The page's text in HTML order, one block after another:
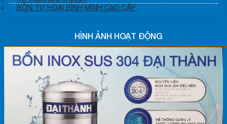
BỒN TỰ HOẠI BÌNH MINH CAO CẤP
HÌNH ẢNH HOẠT ĐỘNG